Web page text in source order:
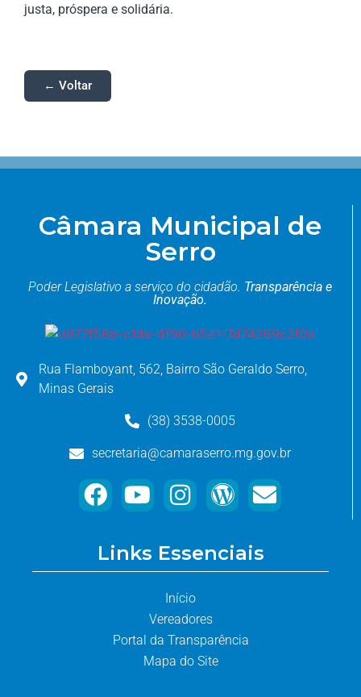
justa, próspera e solidária.
← Voltar
Câmara Municipal de
Serro
Poder Legislativo a serviço do cidadão. Transparência e
Inovação.
Rua Flamboyant, 562, Bairro São Geraldo Serro,
Minas Gerais
(38) 3538-0005
secretaria@camaraserro.mg.gov.br
Links Essenciais
Início
Vereadores
Portal da Transparência
Mapa do Site